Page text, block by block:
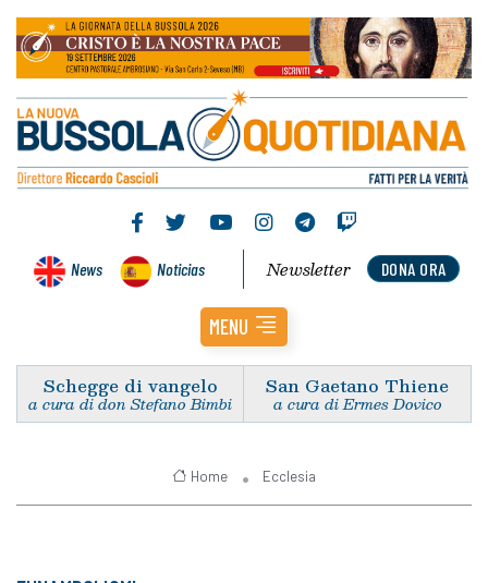
News Noticias DONA ORA
Newsletter
MENU
Schegge di vangelo
a cura di don Stefano Bimbi
San Gaetano Thiene
a cura di Ermes Dovico
Home Ecclesia